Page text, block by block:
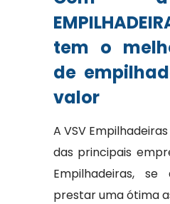
tem o
de
valor
A VSV
das principais
Empilhadeiras,
prestar uma ótima